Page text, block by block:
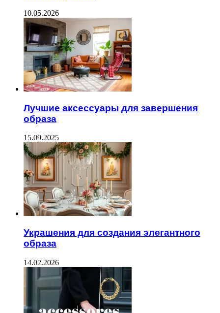
10.05.2026
Лучшие аксессуары для завершения
образа
15.09.2025
Украшения для создания элегантного
образа
14.02.2026